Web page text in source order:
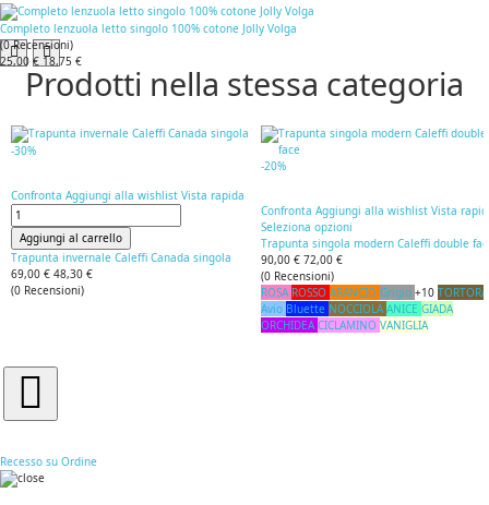
Completo lenzuola letto singolo 100% cotone Jolly Volga
(0Recensioni)
25,00 € 18,75 €
Prodotti nella stessa categoria
-30%
Confronta Aggiungi alla wishlist Vista rapida
Aggiungi al carrello
Trapunta invernale Caleffi Canada singola
69,00 € 48,30 €
(0 Recensioni)
-20%
Confronta Aggiungi alla wishlist Vista
Seleziona opzioni
Trapunta singola modern Caleffi double
90,00 € 72,00 €
(0 Recensioni)
ROSA ROSSO ARANCIO Grigio +10 TORTORA
Avio Bluette NOCCIOLA ANICE GIADA
ORCHIDEA CICLAMINO VANIGLIA
Recesso su Ordine